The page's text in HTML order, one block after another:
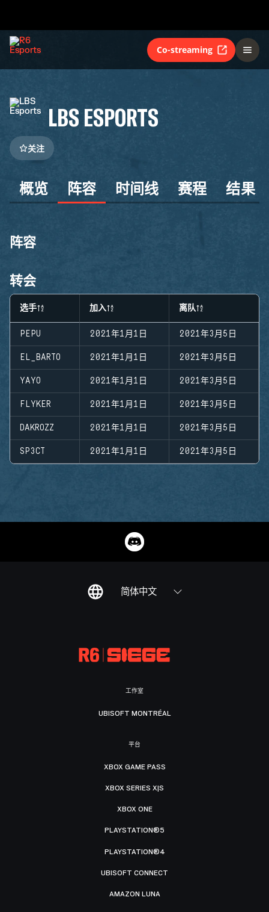
Co-streaming
LBS ESPORTS
关注
概览 阵容 时间线 赛程 结果
阵容
转会
选手 加入 离队
PEPU 2021年1月1日 2021年3月5日
EL_BARTO 2021年1月1日 2021年3月5日
YAYO 2021年1月1日 2021年3月5日
FLYKER 2021年1月1日 2021年3月5日
DAKROZZ 2021年1月1日 2021年3月5日
SP3CT 2021年1月1日 2021年3月5日
简体中文
工作室
UBISOFT MONTRÉAL
平台
XBOX GAME PASS
XBOX SERIES X|S
XBOX ONE
PLAYSTATION®5
PLAYSTATION®4
UBISOFT CONNECT
AMAZON LUNA